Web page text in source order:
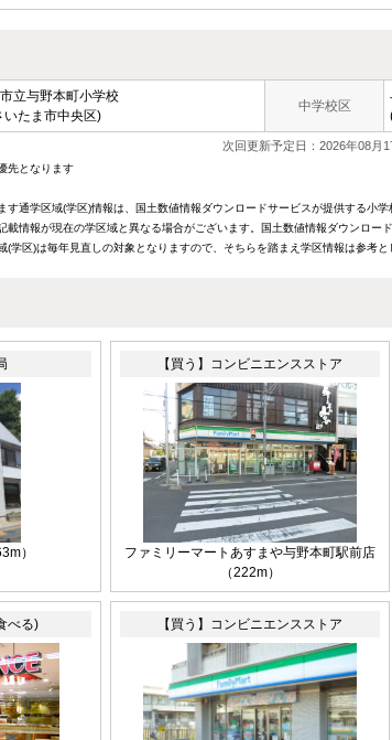
立与野本町小学校
いたま市中央区)
中学校区
次回更新予定日：2026年08月
先となります
す通学区域(学区)情報は、国土数値情報ダウンロードサービスが提供する小
載情報が現在の学区域と異なる場合がございます。国土数値情報ダウンロー
学区)は毎年見直しの対象となりますので、そちらを踏まえ学区情報は参考と
）
【買う】コンビニエンスストア
ファミリーマートあすまや与野本町駅前店
（222m）
べる) 【買う】コンビニエンスストア